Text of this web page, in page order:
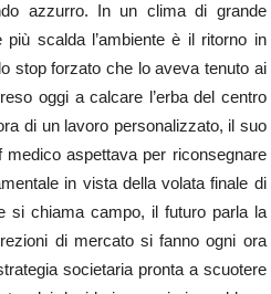
azzurro. In un clima di grande
scalda l’ambiente è il ritorno in
stop forzato che lo aveva tenuto ai
oggi a calcare l’erba del centro
di un lavoro personalizzato, il suo
aspettava per riconsegnare
in vista della volata finale di
si chiama campo, il futuro parla la
di mercato si fanno ogni ora
societaria pronta a scuotere